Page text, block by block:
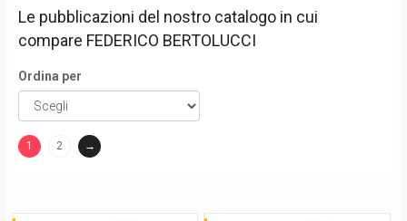
Le pubblicazioni del nostro catalogo in cui
compare FEDERICO BERTOLUCCI
Ordina per
1
2 →